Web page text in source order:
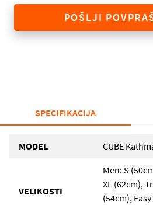
POŠLJI
SPECIFIKACIJA
MODEL CUBE
VELIKOSTI
Men: S
XL (62cm),
(54cm),